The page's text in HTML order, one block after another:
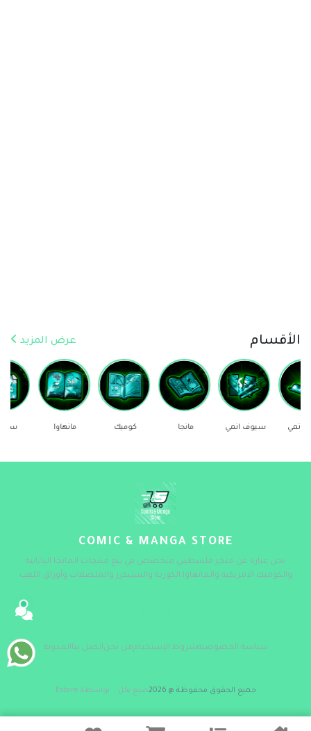
الأقسام عرض المزيد
سيوف انمي
COMIC & MANGA STORE
نحن عبارة عن متجر فلسطيني متخصص في بيع منتجات المانجا اليابانية
والكوميك الامريكية والمانهاوا الكورية والستيكرز والملصقات وأوراق اللعب
سياسة الخصوصيةشروط الإستخداممن نحناتصل بناالمدونة
جميع الحقوق محفوظة @ 2026 صنع بكل بواسطة Estore